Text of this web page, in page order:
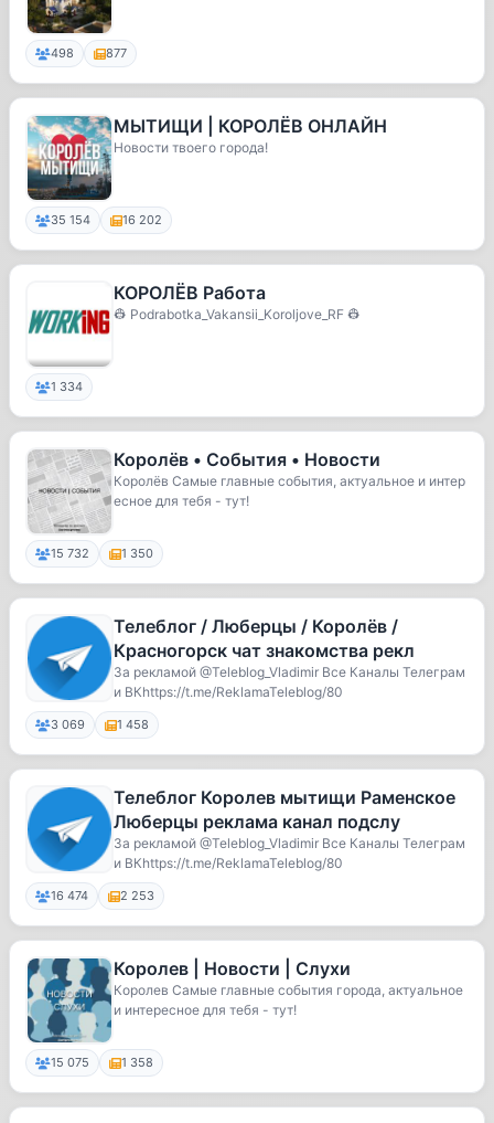
498 877
МЫТИЩИ | КОРОЛЁВ ОНЛАЙН
Новости твоего города!
35 154 16 202
КОРОЛЁВ Работа
👷 Podrabotka_Vakansii_Koroljove_RF 👷
1 334
Королёв • События • Новости
Королёв Самые главные события, актуальное и интер
есное для тебя - тут!
15 732 1 350
Телеблог / Люберцы / Королёв /
Красногорск чат знакомства рекл
За рекламой @Teleblog_Vladimir Все Каналы Телеграм
и ВКhttps://t.me/ReklamaTeleblog/80
3 069 1 458
Телеблог Королев мытищи Раменское
Люберцы реклама канал подслу
За рекламой @Teleblog_Vladimir Все Каналы Телеграм
и ВКhttps://t.me/ReklamaTeleblog/80
16 474 2 253
Королев | Новости | Слухи
Королев Самые главные события города, актуальное
и интересное для тебя - тут!
15 075 1 358